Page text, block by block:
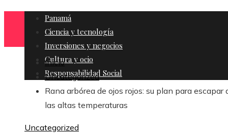
Panamá
Ciencia y tecnología
Inversiones y negocios
Cultura y ocio
Responsabilidad Social
Inicio
Uncategorized
Rana arbórea de ojos rojos: su plan para escapar
las altas temperaturas
Uncategorized